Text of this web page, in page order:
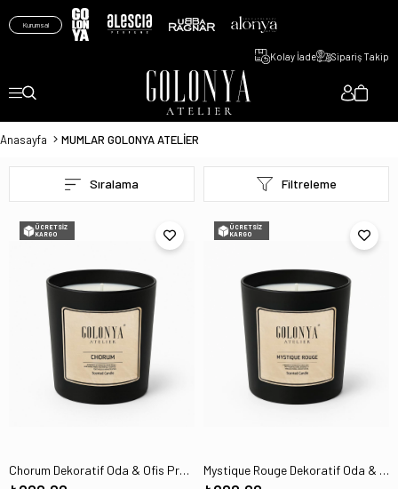
Kurumsal
Kolay İade Sipariş Takip
Anasayfa MUMLAR GOLONYA ATELİER
Filtreleme
Sıralama
Chorum Dekoratif Oda & Ofis Premium Kokulu Niche Mum 300GR
ÜCRETSIZ
KARGO
Mystique Rouge Dekoratif Oda & Ofis Premium Kokulu Niche Mum 300GR
ÜCRETSIZ
KARGO